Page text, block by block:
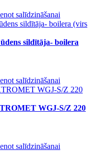
salīdzināšanai
sildītāja- boilera
salīdzināšanai
WGJ-S/Z 220
salīdzināšanai